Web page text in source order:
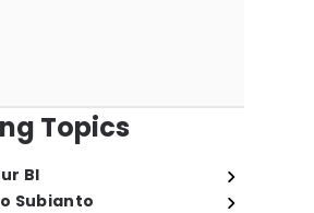
Topics
BI
Subianto